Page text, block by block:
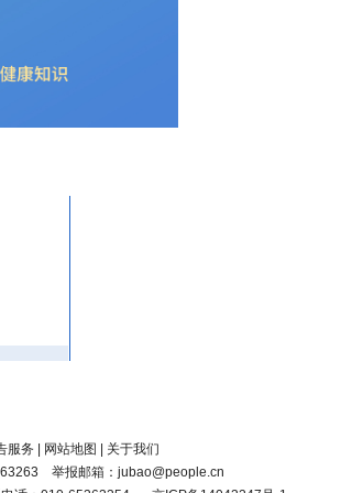
服务 | 网站地图 | 关于我们
举报邮箱：jubao@people.cn